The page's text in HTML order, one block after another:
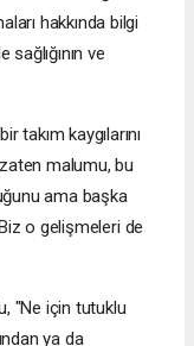
hakkında bilgi
sağlığının ve
takım kaygılarını
malumu, bu
ama başka
o gelişmeleri de
"Ne için tutuklu
ya da